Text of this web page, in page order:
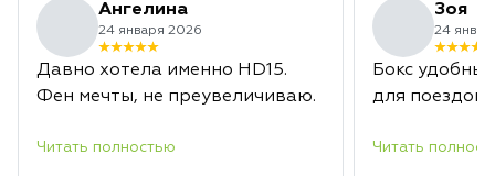
Ангелина
24 января 2026
Давно хотела именно HD15.
Фен мечты, не преувеличиваю.
Читать полностью
Зоя
24
Бокс
для поездок.
Читать